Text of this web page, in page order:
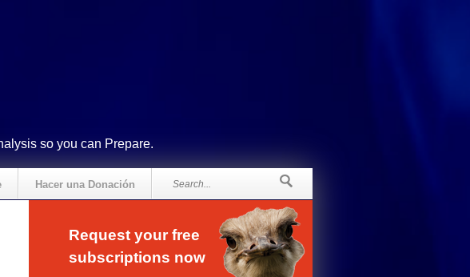
so you can Prepare.
Hacer una Donación
Request your free
subscriptions now